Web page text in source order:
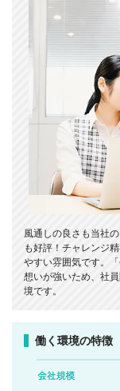
風通しの良さも当社
も好評！チャレンジ
やすい雰囲気です。
想いが強いため、社
境です。
働く環境の特徴